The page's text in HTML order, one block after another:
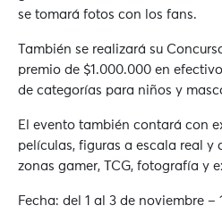
se tomará fotos con los fans.
También se realizará su
premio de $1.000.000 en
de categorías para niños y
El evento también contará con
películas, figuras a escala real y
zonas gamer, TCG, fotografía y
Fecha: del 1 al 3 de noviembre